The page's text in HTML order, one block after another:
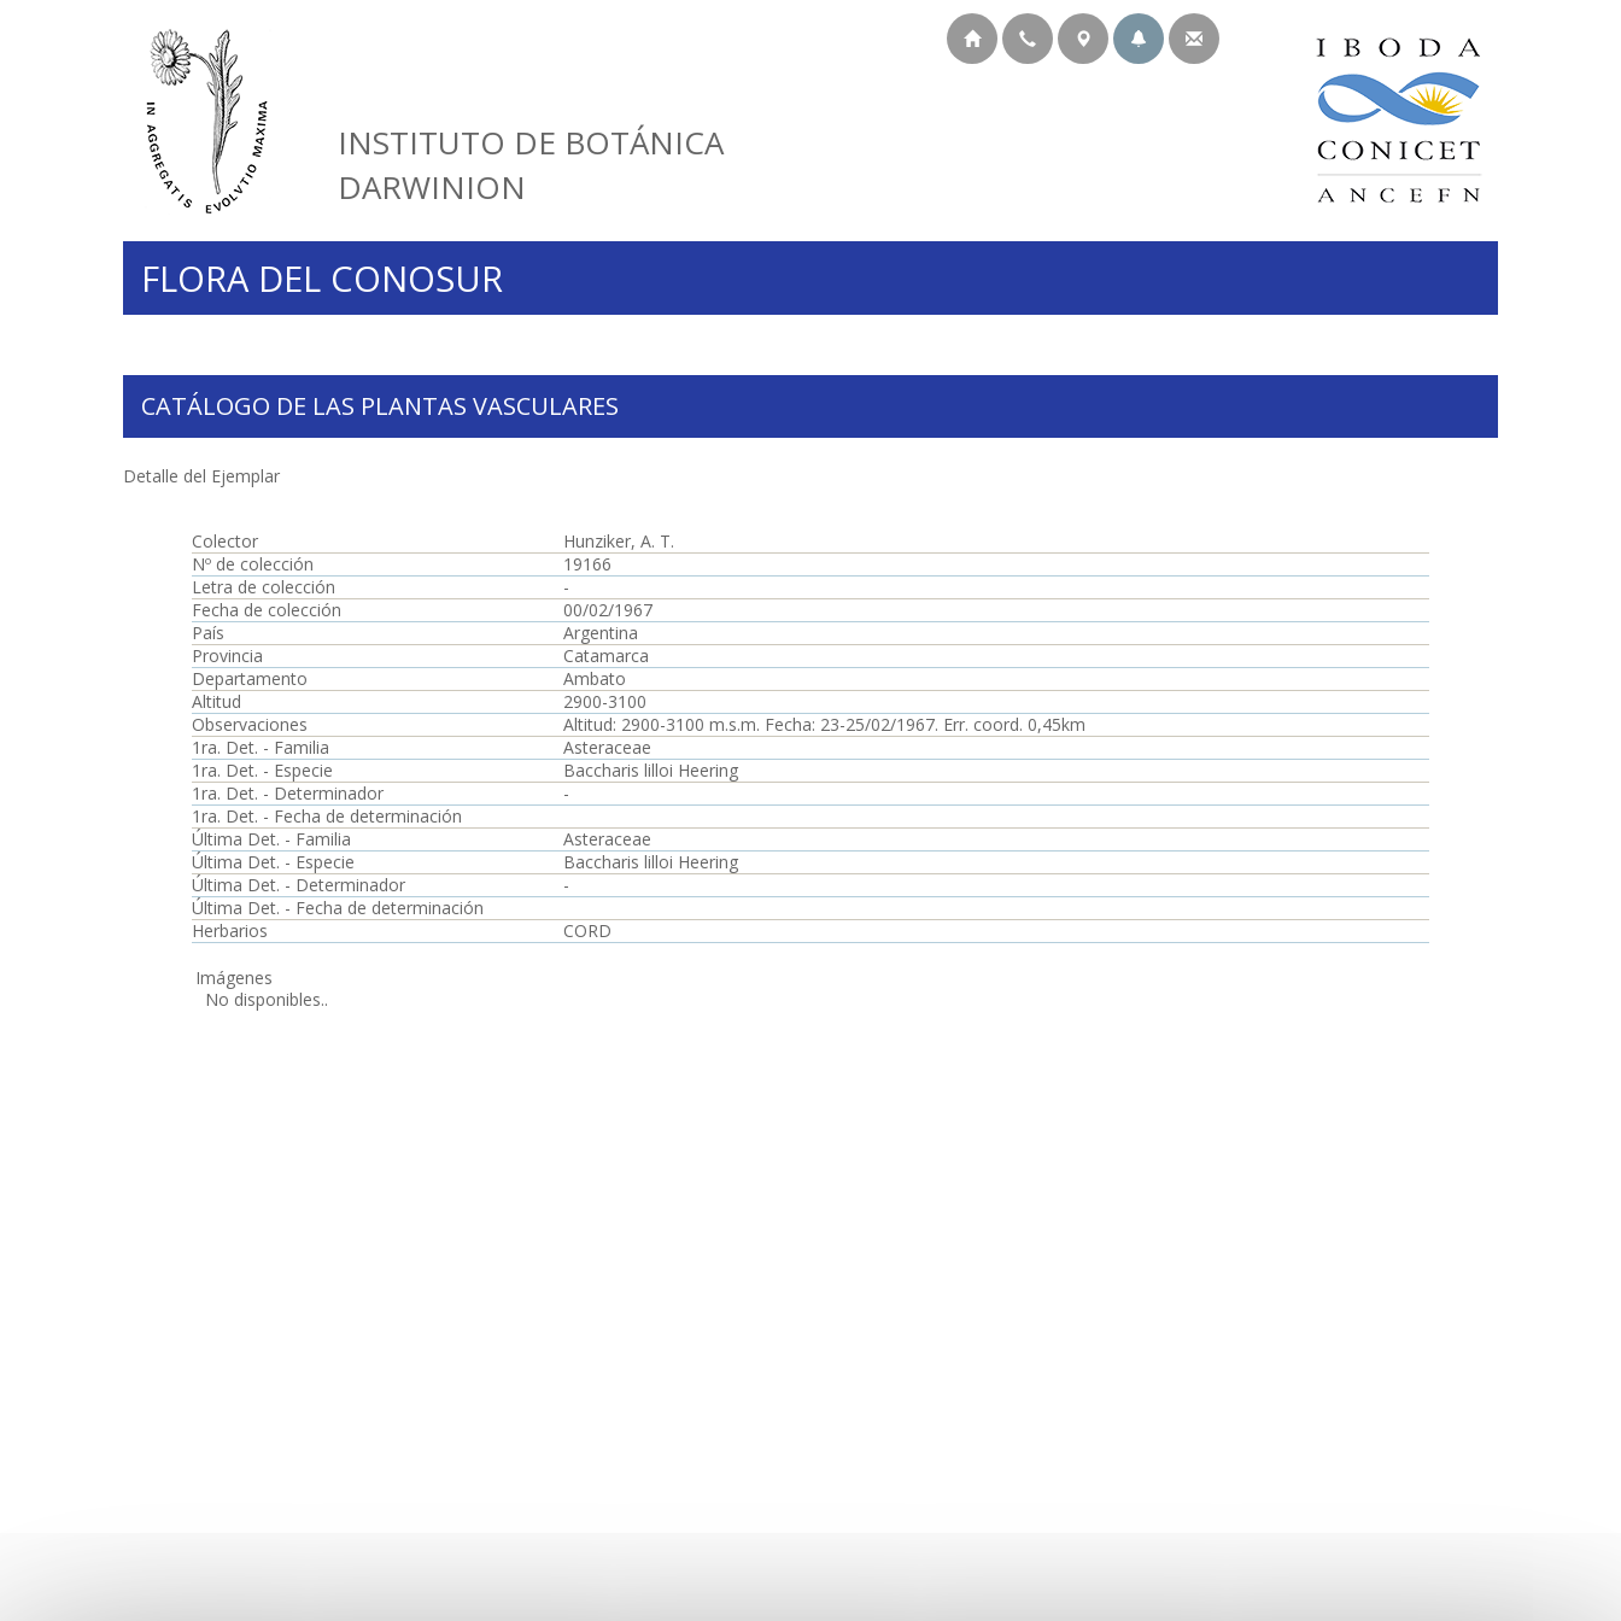
INSTITUTO DE BOTÁNICA
DARWINION
FLORA DEL CONOSUR
CATÁLOGO DE LAS PLANTAS VASCULARES
Detalle del Ejemplar
Colector
Hunziker, A. T.
Nº de colección
19166
Letra de colección
-
Fecha de colección
00/02/1967
País
Argentina
Provincia
Catamarca
Departamento
Ambato
Altitud
2900-3100
Observaciones
Altitud: 2900-3100 m.s.m. Fecha: 23-25/02/1967. Err. coord. 0,45km
1ra. Det. - Familia
Asteraceae
1ra. Det. - Especie
Baccharis lilloi Heering
1ra. Det. - Determinador
-
1ra. Det. - Fecha de determinación
Última Det. - Familia
Asteraceae
Última Det. - Especie
Baccharis lilloi Heering
Última Det. - Determinador
-
Última Det. - Fecha de determinación
Herbarios
CORD
Imágenes
No disponibles..